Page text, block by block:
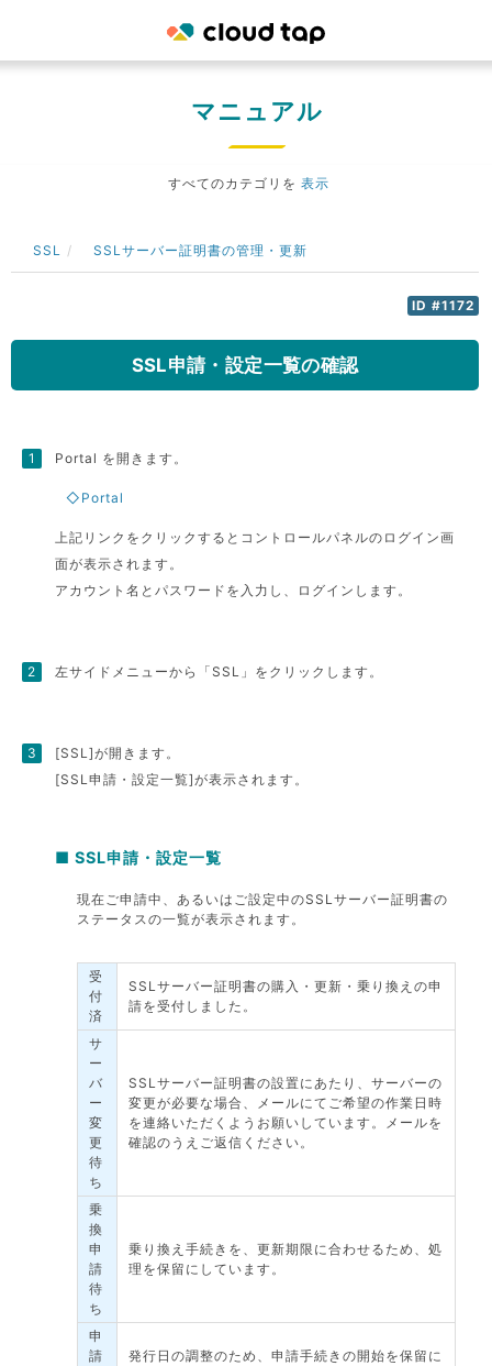
マニュアル
すべてのカテゴリを 表示
SSL SSLサーバー証明書の管理・更新
ID #1172
SSL申請・設定一覧の確認
Portal を開きます。
◇Portal
上記リンクをクリックするとコントロールパネルのログイン画
面が表示されます。
アカウント名とパスワードを入力し、ログインします。
左サイドメニューから「SSL」をクリックします。
[SSL]が開きます。
[SSL申請・設定一覧]が表示されます。
■ SSL申請・設定一覧
現在ご申請中、あるいはご設定中のSSLサーバー証明書の
ステータスの一覧が表示されます。
受
付
済
SSLサーバー証明書の購入・更新・乗り換えの申
請を受付しました。
サ
ー
バ
ー
変
更
待
ち
SSLサーバー証明書の設置にあたり、サーバーの
変更が必要な場合、メールにてご希望の作業日時
を連絡いただくようお願いしています。メールを
確認のうえご返信ください。
乗
換
申
請
待
ち
乗り換え手続きを、更新期限に合わせるため、処
理を保留にしています。
申
請
発行日の調整のため、申請手続きの開始を保留に